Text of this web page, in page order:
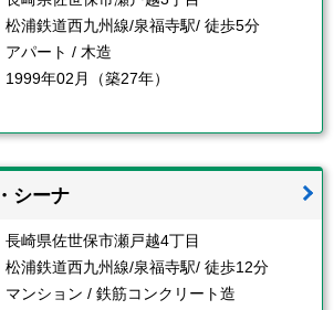
松浦鉄道西九州線/泉福寺駅/ 徒歩5分
アパート / 木造
1999年02月（築27年）
シーナ
長崎県佐世保市瀬戸越4丁目
松浦鉄道西九州線/泉福寺駅/ 徒歩12分
マンション / 鉄筋コンクリート造